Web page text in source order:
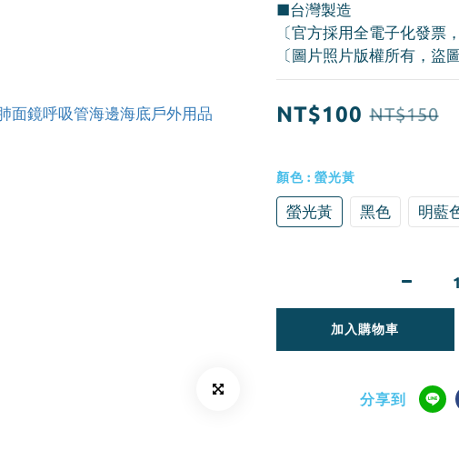
■台灣製造
〔官方採用全電子化發票
〔圖片照片版權所有，盜
NT$100 NT$150
顏色 : 螢光黃
螢光黃 黑色 明藍
加入購物車
分享到